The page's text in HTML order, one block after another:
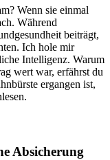
Wenn sie einmal
Während
beiträgt,
Ich hole mir
Intelligenz. Warum
wert war, erfährst du
ergangen ist,
Absicherung